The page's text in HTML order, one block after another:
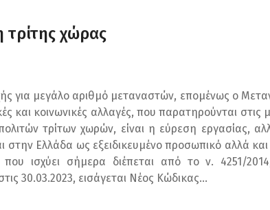
τρίτης χώρας
για μεγάλο αριθμό μεταναστών, επομένως ο
και κοινωνικές αλλαγές, που παρατηρούνται στις
τρίτων χωρών, είναι η εύρεση εργασίας,
Ελλάδα ως εξειδικευμένο προσωπικό αλλά και
ισχύει σήμερα διέπεται από το ν. 4251/
30.03.2023, εισάγεται Νέος Κώδικας...